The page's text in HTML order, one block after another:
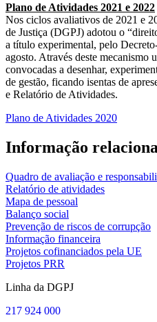
Plano de Atividades 2021 e 2022
Nos ciclos avaliativos de 2021 e
de Justiça (DGPJ) adotou o
a título experimental, pelo
agosto. Através deste mecanismo
convocadas a desenhar,
de gestão, ficando isentas de
e Relatório de Atividades.
Plano de Atividades 2020
Informação
Quadro de avaliação e
Relatório de atividades
Mapa de pessoal
Balanço social
Prevenção de riscos de corrupção
Informação financeira
Projetos cofinanciados pela UE
Projetos PRR
Linha da DGPJ
217 924 000